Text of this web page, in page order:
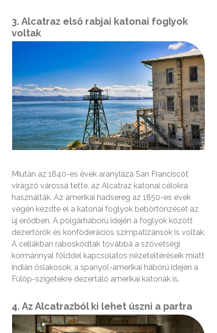
3. Alcatraz első rabjai katonai foglyok
voltak
Miután az 1840-es évek aranyláza San Franciscót
virágzó várossá tette, az Alcatraz katonai célokra
használták. Az amerikai hadsereg az 1850-es évek
végén kezdte el a katonai foglyok bebörtönzését az
új erődben. A polgárháború idején a foglyok között
dezertőrök és konföderációs szimpatizánsok is voltak.
A cellákban raboskodtak továbbá a szövetségi
kormánnyal földdel kapcsolatos nézeteltéréseik miatt
indián őslakosok, a spanyol-amerikai háború idején a
Fülöp-szigetekre dezertáló amerikai katonák is.
4. Az Alcatrazból ki lehet úszni a partra